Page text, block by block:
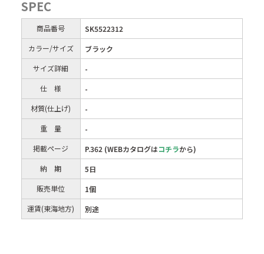
SPEC
商品番号
SK5522312
カラー/サイズ
ブラック
サイズ詳細
-
仕 様
-
材質(仕上げ)
-
重 量
-
掲載ページ
P.362 (WEBカタログはコチラから)
納 期
5日
販売単位
1個
運賃(東海地方)
別途